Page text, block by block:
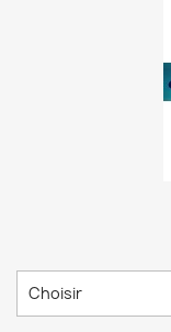
Choisir